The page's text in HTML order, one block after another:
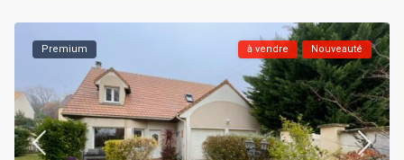
Premium à vendre Nouveauté